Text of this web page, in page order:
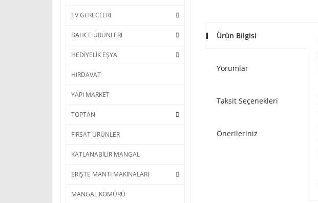
EV GERECLERİ
BAHCE ÜRÜNLERİ
HEDİYELİK EŞYA
HIRDAVAT
YAPI MARKET
TOPTAN
FIRSAT ÜRÜNLER
KATLANABİLİR MANGAL
ERİŞTE MANTI MAKİNALARI
MANGAL KÖMÜRÜ
Ürün Bilgisi
Yorumlar
Taksit Seçenekleri
Önerileriniz